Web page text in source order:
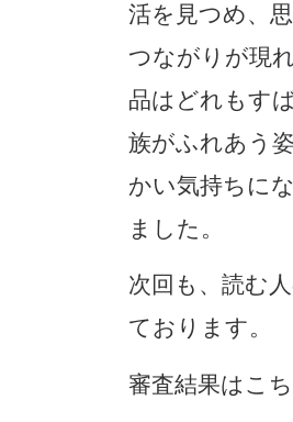
活を見つめ、
つながりが現
品はどれもす
族がふれあう
かい気持ちに
ました。
次回も、読む
ております。
審査結果は